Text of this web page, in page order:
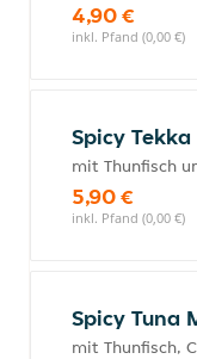
4,90 €
inkl. Pfand (0,00 €)
Spicy
mit Thunfisch
5,90 €
inkl. Pfand (0,00 €)
Spicy Tuna
mit Thunfisch,